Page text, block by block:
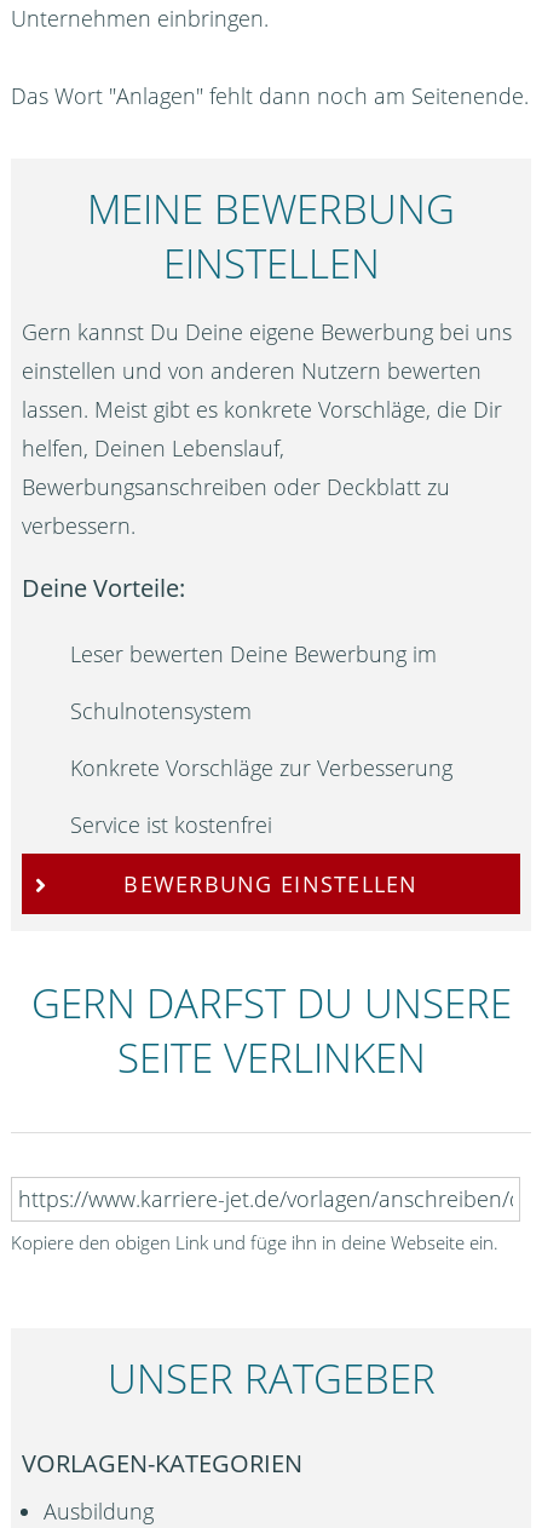
Unternehmen einbringen.
Das Wort "Anlagen" fehlt dann noch am Seitenende.
MEINE BEWERBUNG
EINSTELLEN
Gern kannst Du Deine eigene Bewerbung bei uns
einstellen und von anderen Nutzern bewerten
lassen. Meist gibt es konkrete Vorschläge, die Dir
helfen, Deinen Lebenslauf,
Bewerbungsanschreiben oder Deckblatt zu
verbessern.
Deine Vorteile:
Leser bewerten Deine Bewerbung im
Schulnotensystem
Konkrete Vorschläge zur Verbesserung
Service ist kostenfrei
BEWERBUNG EINSTELLEN
GERN DARFST DU UNSERE
SEITE VERLINKEN
Kopiere den obigen Link und füge ihn in deine Webseite ein.
UNSER RATGEBER
VORLAGEN-KATEGORIEN
Ausbildung